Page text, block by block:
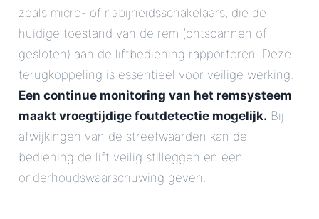
zoals micro- of nabijheidsschakelaars, die de
huidige toestand van de rem (ontspannen of
gesloten) aan de liftbediening rapporteren. Deze
terugkoppeling is essentieel voor veilige werking.
Een continue monitoring van het remsysteem
maakt vroegtijdige foutdetectie mogelijk. Bij
afwijkingen van de streefwaarden kan de
bediening de lift veilig stilleggen en een
onderhoudswaarschuwing geven.